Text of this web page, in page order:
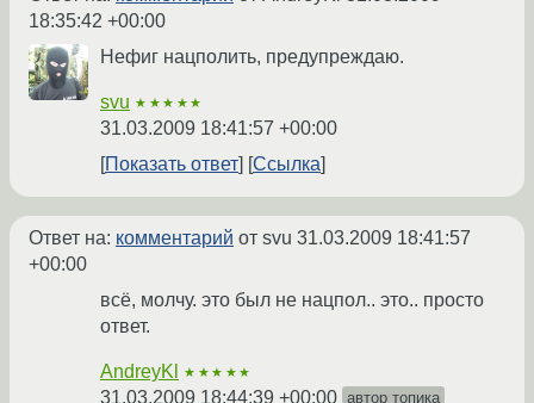
18:35:42 +00:00
Нефиг нацполить, предупреждаю.
svu ★★★★★
31.03.2009 18:41:57 +00:00
Показать ответ
Ссылка
Ответ на: комментарий от svu 31.03.2009 18:41:57
+00:00
всё, молчу. это был не нацпол.. это.. просто
ответ.
AndreyKl ★★★★★
31.03.2009 18:44:39 +00:00 автор топика